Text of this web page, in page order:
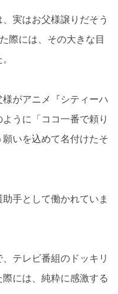
、実はお父様譲りだそう
際には、その大きな目
がアニメ『シティーハ
ように「ココ一番で頼り
いを込めて名付けたそ
手として働かれていま
テレビ番組のドッキリ
には、純粋に感激する